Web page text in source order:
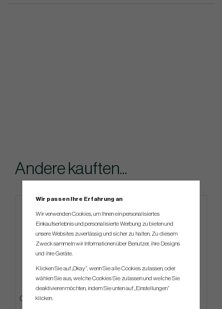
Andere kauften...
Odyssey Square 2 Square TRI-
Wir passen Ihre Erfahrung an
Wir verwenden Cookies, um Ihnen ein personalisiertes
Einkaufserlebnis und personalisierte Werbung zu bieten und
unsere Websites zuverlässig und sicher zu halten. Zu diesem
Zweck sammeln wir Informationen über Benutzer, ihre Designs
und ihre Geräte.
Klicken Sie auf „Okay“, wenn Sie alle Cookies zulassen, oder
wählen Sie aus, welche Cookies Sie zulassen und welche Sie
deaktivieren möchten, indem Sie unten auf „Einstellungen“
klicken.